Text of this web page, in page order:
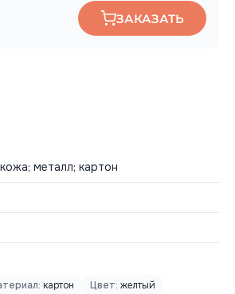
ЗАКАЗАТЬ
металл; картон
картон Цвет: желтый